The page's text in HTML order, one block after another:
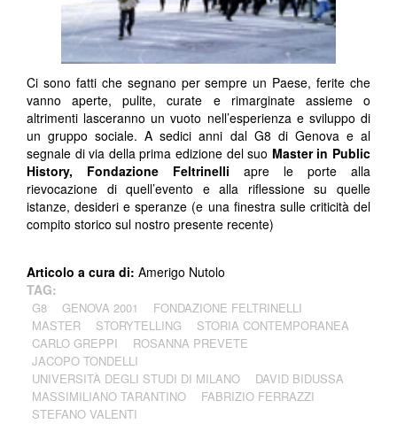
Ci sono fatti che segnano per sempre un Paese, ferite che
vanno aperte, pulite, curate e rimarginate assieme o
altrimenti lasceranno un vuoto nell’esperienza e sviluppo di
un gruppo sociale. A sedici anni dal G8 di Genova e al
segnale di via della prima edizione del suo Master in Public
History, Fondazione Feltrinelli apre le porte alla
rievocazione di quell’evento e alla riflessione su quelle
istanze, desideri e speranze (e una finestra sulle criticità del
compito storico sul nostro presente recente)
Articolo a cura di: Amerigo Nutolo
TAG:
G8 GENOVA 2001
FONDAZIONE FELTRINELLI
MASTER
STORYTELLING
STORIA CONTEMPORANEA
CARLO GREPPI
ROSANNA PREVETE
JACOPO TONDELLI
UNIVERSITÀ DEGLI STUDI DI MILANO
DAVID BIDUSSA
MASSIMILIANO TARANTINO
FABRIZIO FERRAZZI
STEFANO VALENTI